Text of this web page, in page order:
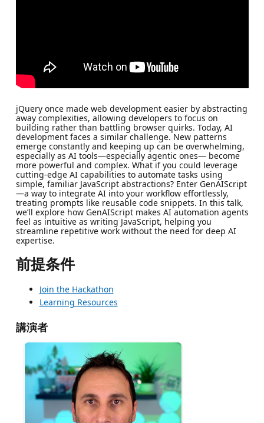
jQuery once made web development easier by abstracting
away complexities, allowing developers to focus on
building rather than battling browser quirks. Today, AI
development faces a similar challenge. New patterns
emerge constantly and keeping up can be overwhelming,
especially as AI tools—especially agentic ones— become
more powerful and complex. What if you could leverage
cutting-edge AI capabilities to automate tasks using
simple, familiar JavaScript abstractions? Enter GenAIScript
—a way to integrate AI into your workflow effortlessly,
treating prompts like reusable code snippets. In this talk,
we’ll explore how GenAIScript makes AI automation agents
feel as intuitive as writing JavaScript, helping you
streamline repetitive work without the need for deep AI
expertise.
前提条件
Join the Hackathon
Learning Resources
講演者